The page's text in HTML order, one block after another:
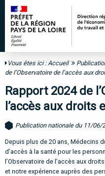
Vous êtes ici :Accueil
de l’Observatoire de l’accès aux
Rapport 2024 de
l’accès aux droits
Publication nationale du 11/06/
Depuis plus de 20 ans, Médecins
d’accès à la santé pour les
l’Observatoire de l’accès aux
et notre expérience auprès des